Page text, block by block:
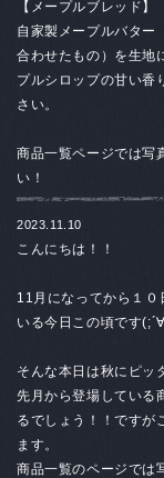
【メープルブレッド】
自家製メープルバター
合わせたもの）を生地
プルシロップの甘い香
さい。
商品一覧ページでは写
い！
2023.11.10
こんにちは！！
11月になってから１０
いる今日この頃です(;´∀
そんな本日は秋にピッ
先月から登場している
るでしょう！！ですが
ます。
商品一覧のページでは